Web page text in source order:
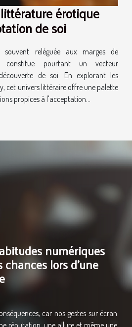
érotique
de soi
reléguée aux marges de
constitue pourtant un vecteur
de soi. En explorant les
cet univers littéraire offre une palette
propices à l'acceptation...
numériques
lors d’une
car nos gestes sur écran